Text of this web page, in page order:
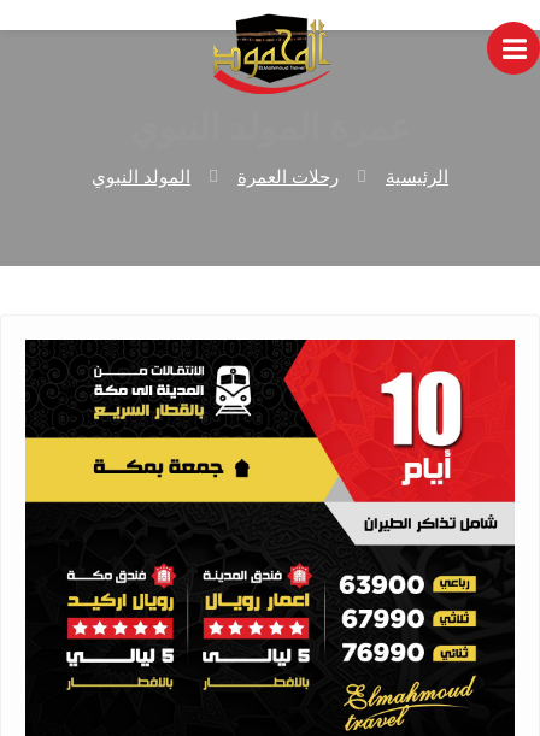
الرئيسية رحلات العمرة المولد النبوي